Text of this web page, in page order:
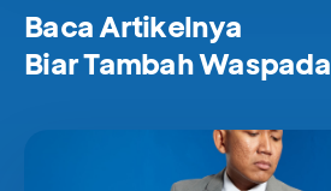
Baca Artikelnya
Biar Tambah Waspada